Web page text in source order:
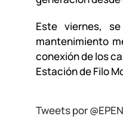
Este viernes,
mantenimiento
conexión de los
Estación de Filo
Tweets por